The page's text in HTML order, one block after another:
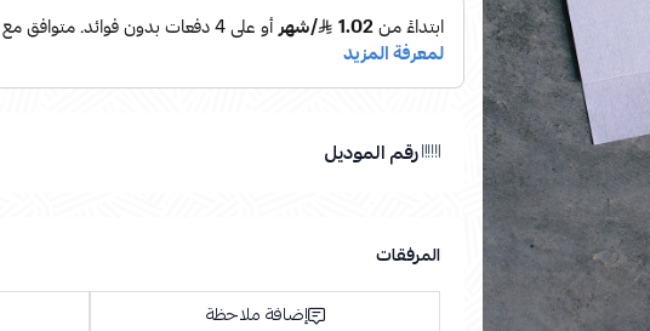
رقم الموديل
المرفقات
إضافة ملاحظة